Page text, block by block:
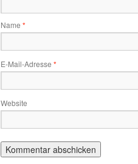
Name *
E-Mail-Adresse *
Website